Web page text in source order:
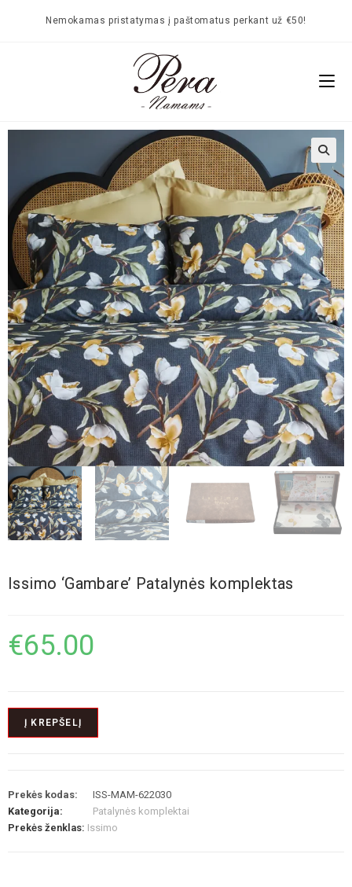
Nemokamas pristatymas į paštomatus perkant už €50!
🔍
Issimo ‘Gambare’ Patalynės komplektas
€65.00
Į KREPŠELĮ
Prekės kodas:
ISS-MAM-622030
Kategorija:
Patalynės komplektai
Prekės ženklas: Issimo